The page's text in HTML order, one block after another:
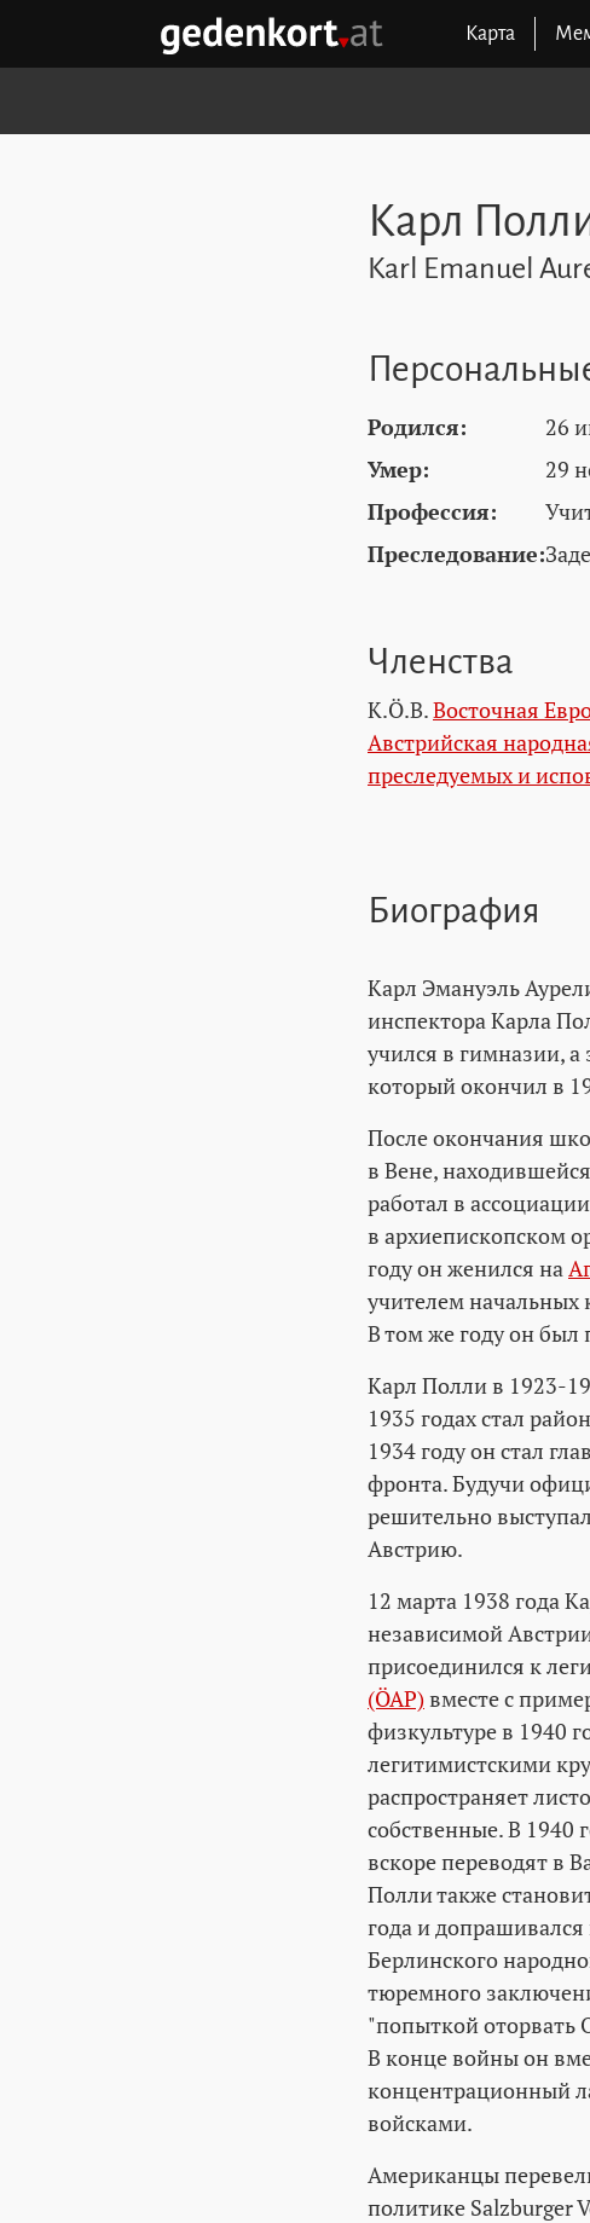
Перейти к содержимому
Перейти к навигации
Перейти к быстрым ссылкам
GEDENKORT - ГЛАВНАЯ
Карта
Карл
Karl Emanuel
Родился:
26
Умер:
29
Профессия:
Преследование:
Членства
K.Ö.B.Восточная
Австрийская
преследуемых и
Биография
Карл Эмануэль
инспектора Карла
учился в гимназии,
который окончил в
После окончания
в Вене,
работал в
в архиепископском
году он женился на
учителем
В том же году он был
Карл Полли в 1923-
1935 годах стал
1934 году он стал
фронта. Будучи
решительно
Австрию.
12 марта 1938 года
независимой
присоединился к
(ÖAP)вместе с
физкультуре в 1940
легитимистскими
распространяет
собственные. В 1940
вскоре переводят в
Полли также
года и
Берлинского
тюремного
"попыткой оторвать
В конце войны он
концентрационный
войсками.
Американцы
политике Salzburger